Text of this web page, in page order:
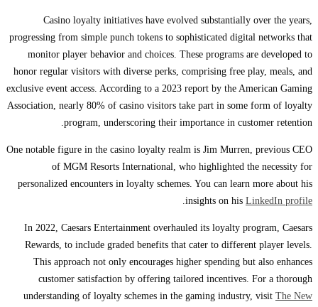
Casino loyalty initiatives have evolved substantially over the years,
progressing from simple punch tokens to sophisticated digital networks that
monitor player behavior and choices. These programs are developed to
honor regular visitors with diverse perks, comprising free play, meals, and
exclusive event access. According to a 2023 report by the American Gaming
Association, nearly 80% of casino visitors take part in some form of loyalty
program, underscoring their importance in customer retention.
One notable figure in the casino loyalty realm is Jim Murren, previous CEO
of MGM Resorts International, who highlighted the necessity for
personalized encounters in loyalty schemes. You can learn more about his
insights on his LinkedIn profile
.
In 2022, Caesars Entertainment overhauled its loyalty program, Caesars
Rewards, to include graded benefits that cater to different player levels.
This approach not only encourages higher spending but also enhances
customer satisfaction by offering tailored incentives. For a thorough
understanding of loyalty schemes in the gaming industry, visit The New